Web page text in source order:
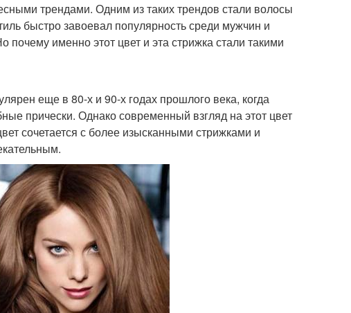
трендами. Одним из таких трендов стали волосы
быстро завоевал популярность среди мужчин и
именно этот цвет и эта стрижка стали такими
еще в 80-х и 90-х годах прошлого века, когда
прически. Однако современный взгляд на этот цвет
сочетается с более изысканными стрижками и